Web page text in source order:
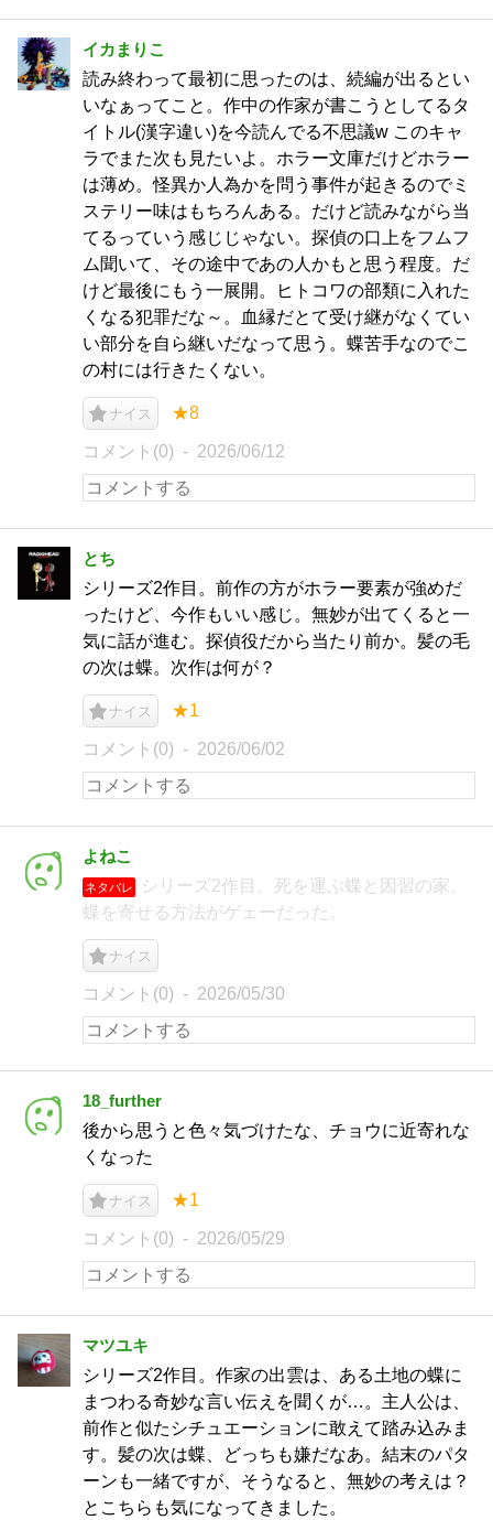
イカまりこ
読み終わって最初に思ったのは、続編が出るとい
いなぁってこと。作中の作家が書こうとしてるタ
イトル(漢字違い)を今読んでる不思議w このキャ
ラでまた次も見たいよ。ホラー文庫だけどホラー
は薄め。怪異か人為かを問う事件が起きるのでミ
ステリー味はもちろんある。だけど読みながら当
てるっていう感じじゃない。探偵の口上をフムフ
ム聞いて、その途中であの人かもと思う程度。だ
けど最後にもう一展開。ヒトコワの部類に入れた
くなる犯罪だな～。血縁だとて受け継がなくてい
い部分を自ら継いだなって思う。蝶苦手なのでこ
の村には行きたくない。
ナイス ★8
コメント(0) 2026/06/12
とち
シリーズ2作目。前作の方がホラー要素が強めだ
ったけど、今作もいい感じ。無妙が出てくると一
気に話が進む。探偵役だから当たり前か。髪の毛
の次は蝶。次作は何が？
ナイス ★1
コメント(0) 2026/06/02
よねこ
ネタバレ
シリーズ2作目。死を運ぶ蝶と因習の家。
蝶を寄せる方法がゲェーだった。
ナイス
コメント(0) 2026/05/30
18_further
後から思うと色々気づけたな、チョウに近寄れな
くなった
ナイス ★1
コメント(0) 2026/05/29
マツユキ
シリーズ2作目。作家の出雲は、ある土地の蝶に
まつわる奇妙な言い伝えを聞くが…。主人公は、
前作と似たシチュエーションに敢えて踏み込みま
す。髪の次は蝶、どっちも嫌だなあ。結末のパタ
ーンも一緒ですが、そうなると、無妙の考えは？
とこちらも気になってきました。